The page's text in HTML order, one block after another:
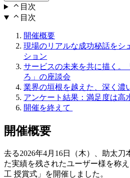
目次
目次
開催概要
現場のリアルな成功秘話をシ
ション
サービスの未来を共に描く。
ろ」の座談会
業界の垣根を越えた、深く濃
アンケート結果：満足度は高
開催を終えて
開催概要
去る2026年4月16日（木）、助太
た実績を残されたユーザー様を称
工 授賞式」を開催しました。